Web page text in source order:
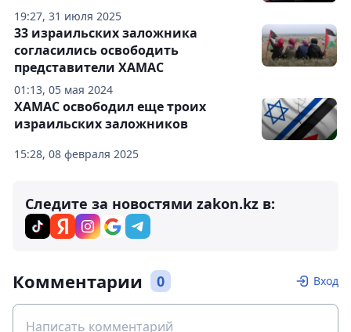
19:27, 31 июля 2025
01:13, 05 мая 2024
33 израильских заложника
согласились освободить
представители ХАМАС
15:28, 08 февраля 2025
ХАМАС освободил еще троих
израильских заложников
Следите за новостями zakon.kz в:
Комментарии 0 Вход